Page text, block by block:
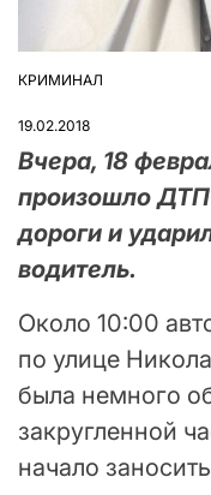
ОПУБЛІКУВАТИ
КРИМИНАЛ
19.02.2018
Вчера, 18
произошло ДТП
дороги и
водитель.
Около 10:00
по улице
была немного
закругленной
начало